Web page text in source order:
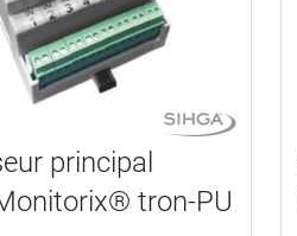
principal
tron-PU